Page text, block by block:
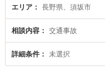
エリア 長野県、須坂市
相談内容 交通事故
詳細条件 未選択